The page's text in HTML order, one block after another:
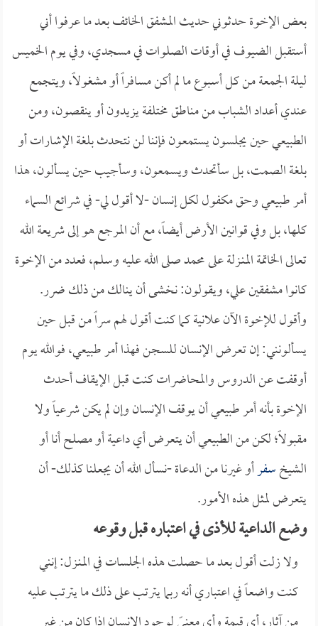
بعض الإخوة حدثوني حديث المشفق الخائف بعد ما عرفوا أني
أستقبل الضيوف في أوقات الصلوات في مسجدي، وفي يوم الخميس
ليلة الجمعة من كل أسبوع ما لم أكن مسافراً أو مشغولاً، ويتجمع
عندي أعداد الشباب من مناطق مختلفة يزيدون أو ينقصون، ومن
الطبيعي حين يجلسون يستمعون فإننا لن نتحدث بلغة الإشارات أو
بلغة الصمت، بل سأتحدث ويسمعون، وسأجيب حين يسألون، هذا
أمر طبيعي وحق مكفول لكل إنسان -لا أقول لي- في شرائع السماء
كلها، بل وفي قوانين الأرض أيضاً، مع أن المرجع هو إلى شريعة الله
تعالى الخاتمة المنـزلة على محمد صلى الله عليه وسلم، فعدد من الإخوة
كانوا مشفقين علي، ويقولون: نخشى أن ينالك من ذلك ضرر.
وأقول للإخوة الآن علانية كما كنت أقول لهم سراً من قبل حين
يسألونني: إن تعرض الإنسان للسجن فهذا أمر طبيعي، فوالله يوم
أوقفت عن الدروس والمحاضرات كنت قبل الإيقاف أحدث
الإخوة بأنه أمر طبيعي أن يوقف الإنسان وإن لم يكن شرعياً ولا
مقبولاً؛ لكن من الطبيعي أن يتعرض أي داعية أو مصلح أنا أو
الشيخسفرأو غيرنا من الدعاة -نسأل الله أن يجعلنا كذلك- أن
يتعرض لمثل هذه الأمور.
وضع الداعية للأذى في اعتباره قبل وقوعه
ولا زلت أقول بعد ما حصلت هذه الجلسات في المنـزل: إنني
كنت واضعاً في اعتباري أنه ربما يترتب على ذلك ما يترتب عليه